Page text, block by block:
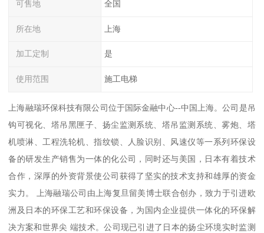
可售地 全国
所在地 上海
加工定制 是
使用范围 施工电梯
上海融瑞环保科技有限公司位于国际金融中心--中国上海。公司是吊
钩可视化、塔吊黑匣子、扬尘监测系统、塔吊监测系统、雾炮、塔
机喷淋、工程洗轮机、指纹锁、人脸识别、风速仪等一系列环保设
备的研发生产销售为一体的化公司，同时还与美国，日本有着技术
合作，深厚的外资背景使公司获得了坚实的技术支持和雄厚的资金
实力。 上海融瑞公司由上海复旦留美博士联合创办，致力于引进欧
洲及日本的环保工艺和环保设备，为国内企业提供一体化的环保解
决方案和世界尖 端技术。公司现已引进了日本的扬尘环境实时监测